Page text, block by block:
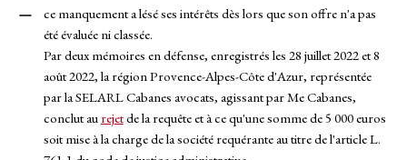
ce manquement a lésé ses intérêts dès lors que son offre n'a pas
été évaluée ni classée.
Par deux mémoires en défense, enregistrés les 28 juillet 2022 et 8
août 2022, la région Provence-Alpes-Côte d'Azur, représentée
par la SELARL Cabanes avocats, agissant par Me Cabanes,
conclut au rejetde la requête et à ce qu'une somme de 5 000 euros
soit mise à la charge de la société requérante au titre de l'article L.